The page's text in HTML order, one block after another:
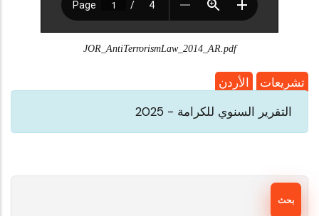
JOR_AntiTerrorismLaw_2014_AR.pdf
الأردن
تشريعات
التقرير السنوي للكرامة - 2025